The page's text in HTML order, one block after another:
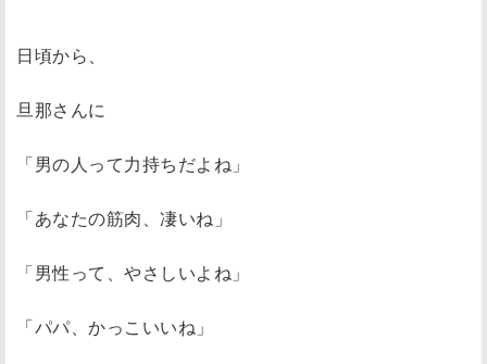
日頃から、
旦那さんに
「男の人って力持ちだよね」
「あなたの筋肉、凄いね」
「男性って、やさしいよね」
「パパ、かっこいいね」